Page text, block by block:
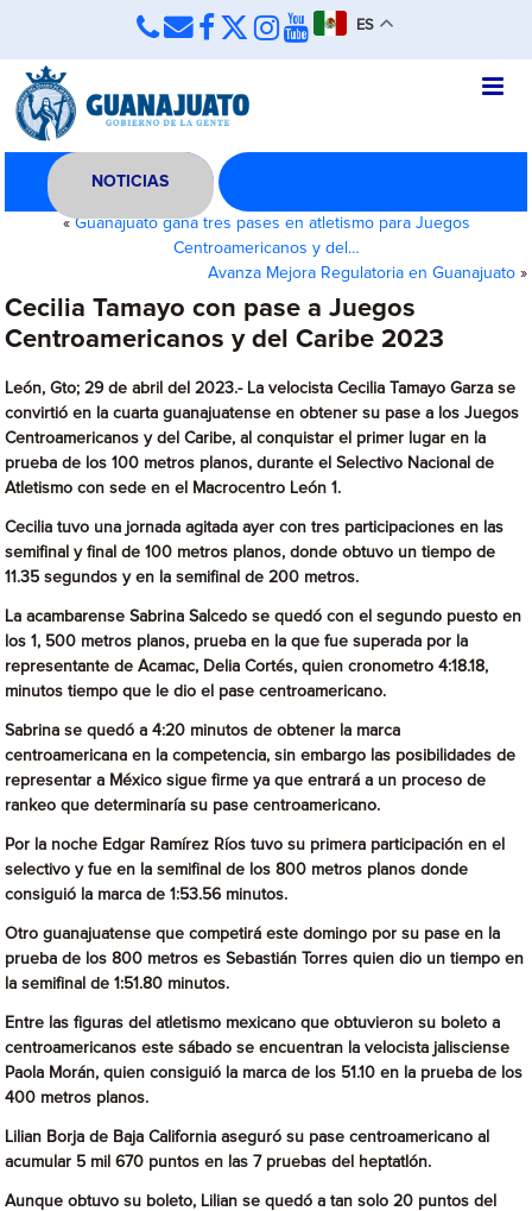
ES
NOTICIAS
«Guanajuato gana tres pases en atletismo para Juegos
Centroamericanos y del…
Avanza Mejora Regulatoria en Guanajuato»
Cecilia Tamayo con pase a Juegos
Centroamericanos y del Caribe 2023
León, Gto; 29 de abril del 2023.- La velocista Cecilia Tamayo Garza se
convirtió en la cuarta guanajuatense en obtener su pase a los Juegos
Centroamericanos y del Caribe, al conquistar el primer lugar en la
prueba de los 100 metros planos, durante el Selectivo Nacional de
Atletismo con sede en el Macrocentro León 1.
Cecilia tuvo una jornada agitada ayer con tres participaciones en las
semifinal y final de 100 metros planos, donde obtuvo un tiempo de
11.35 segundos y en la semifinal de 200 metros.
La acambarense Sabrina Salcedo se quedó con el segundo puesto en
los 1, 500 metros planos, prueba en la que fue superada por la
representante de Acamac, Delia Cortés, quien cronometro 4:18.18,
minutos tiempo que le dio el pase centroamericano.
Sabrina se quedó a 4:20 minutos de obtener la marca
centroamericana en la competencia, sin embargo las posibilidades de
representar a México sigue firme ya que entrará a un proceso de
rankeo que determinaría su pase centroamericano.
Por la noche Edgar Ramírez Ríos tuvo su primera participación en el
selectivo y fue en la semifinal de los 800 metros planos donde
consiguió la marca de 1:53.56 minutos.
Otro guanajuatense que competirá este domingo por su pase en la
prueba de los 800 metros es Sebastián Torres quien dio un tiempo en
la semifinal de 1:51.80 minutos.
Entre las figuras del atletismo mexicano que obtuvieron su boleto a
centroamericanos este sábado se encuentran la velocista jalisciense
Paola Morán, quien consiguió la marca de los 51.10 en la prueba de los
400 metros planos.
Lilian Borja de Baja California aseguró su pase centroamericano al
acumular 5 mil 670 puntos en las 7 pruebas del heptatlón.
Aunque obtuvo su boleto, Lilian se quedó a tan solo 20 puntos del